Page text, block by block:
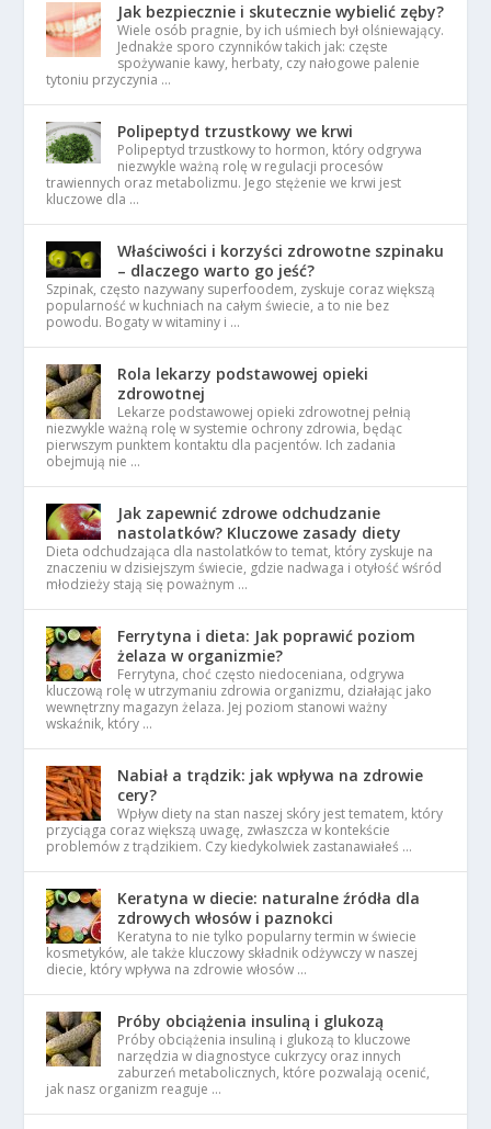
Jak bezpiecznie i skutecznie wybielić zęby?
Wiele osób pragnie, by ich uśmiech był olśniewający.
Jednakże sporo czynników takich jak: częste
spożywanie kawy, herbaty, czy nałogowe palenie
tytoniu przyczynia …
Polipeptyd trzustkowy we krwi
Polipeptyd trzustkowy to hormon, który odgrywa
niezwykle ważną rolę w regulacji procesów
trawiennych oraz metabolizmu. Jego stężenie we krwi jest
kluczowe dla …
Właściwości i korzyści zdrowotne szpinaku
– dlaczego warto go jeść?
Szpinak, często nazywany superfoodem, zyskuje coraz większą
popularność w kuchniach na całym świecie, a to nie bez
powodu. Bogaty w witaminy i …
Rola lekarzy podstawowej opieki
zdrowotnej
Lekarze podstawowej opieki zdrowotnej pełnią
niezwykle ważną rolę w systemie ochrony zdrowia, będąc
pierwszym punktem kontaktu dla pacjentów. Ich zadania
obejmują nie …
Jak zapewnić zdrowe odchudzanie
nastolatków? Kluczowe zasady diety
Dieta odchudzająca dla nastolatków to temat, który zyskuje na
znaczeniu w dzisiejszym świecie, gdzie nadwaga i otyłość wśród
młodzieży stają się poważnym …
Ferrytyna i dieta: Jak poprawić poziom
żelaza w organizmie?
Ferrytyna, choć często niedoceniana, odgrywa
kluczową rolę w utrzymaniu zdrowia organizmu, działając jako
wewnętrzny magazyn żelaza. Jej poziom stanowi ważny
wskaźnik, który …
Nabiał a trądzik: jak wpływa na zdrowie
cery?
Wpływ diety na stan naszej skóry jest tematem, który
przyciąga coraz większą uwagę, zwłaszcza w kontekście
problemów z trądzikiem. Czy kiedykolwiek zastanawiałeś …
Keratyna w diecie: naturalne źródła dla
zdrowych włosów i paznokci
Keratyna to nie tylko popularny termin w świecie
kosmetyków, ale także kluczowy składnik odżywczy w naszej
diecie, który wpływa na zdrowie włosów …
Próby obciążenia insuliną i glukozą
Próby obciążenia insuliną i glukozą to kluczowe
narzędzia w diagnostyce cukrzycy oraz innych
zaburzeń metabolicznych, które pozwalają ocenić,
jak nasz organizm reaguje …